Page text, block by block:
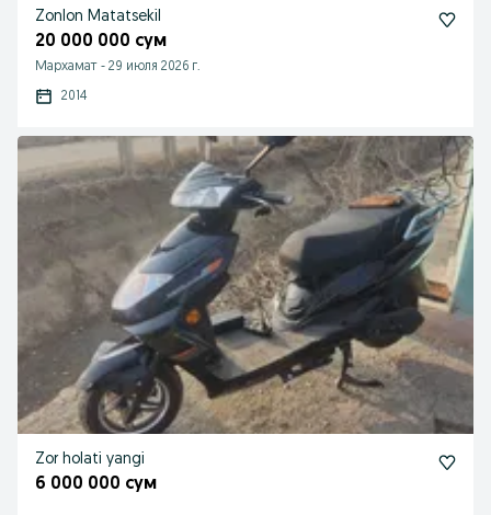
Zonlon Matatsekil
20 000 000 сум
Мархамат - 29 июля 2026 г.
2014
Zor holati yangi
6 000 000 сум